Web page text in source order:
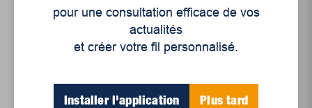
travailleurs
pour une consultation efficace de vos
actualités
et créer votre fil personnalisé.
Installer l'application Plus tard